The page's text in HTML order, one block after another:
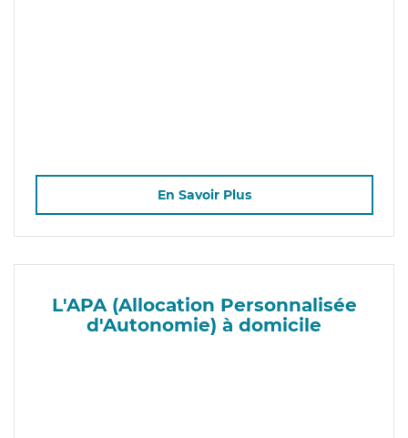
En Savoir Plus
L'APA (Allocation Personnalisée
d'Autonomie) à domicile